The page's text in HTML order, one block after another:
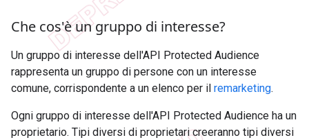
Che cos'è un gruppo di interesse?
Un gruppo di interesse dell'API Protected Audience
rappresenta un gruppo di persone con un interesse
comune, corrispondente a un elenco per il remarketing.
Ogni gruppo di interesse dell'API Protected Audience ha un
proprietario. Tipi diversi di proprietari creeranno tipi diversi